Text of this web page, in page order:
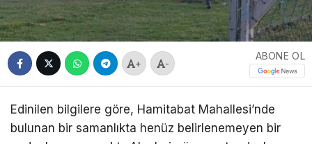
+ -
ABONE OL
Edinilen bilgilere göre, Hamitabat Mahallesi’nde
bulunan bir samanlıkta henüz belirlenemeyen bir